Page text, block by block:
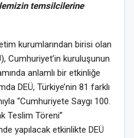
temsilcilerine
kurumlarından birisi olan
Cumhuriyet’in kuruluşunun
anlamlı bir etkinliğe
DEÜ, Türkiye’nin 81 farklı
“Cumhuriyete Saygı 100.
Teslim Töreni”
yapılacak etkinlikte DEÜ